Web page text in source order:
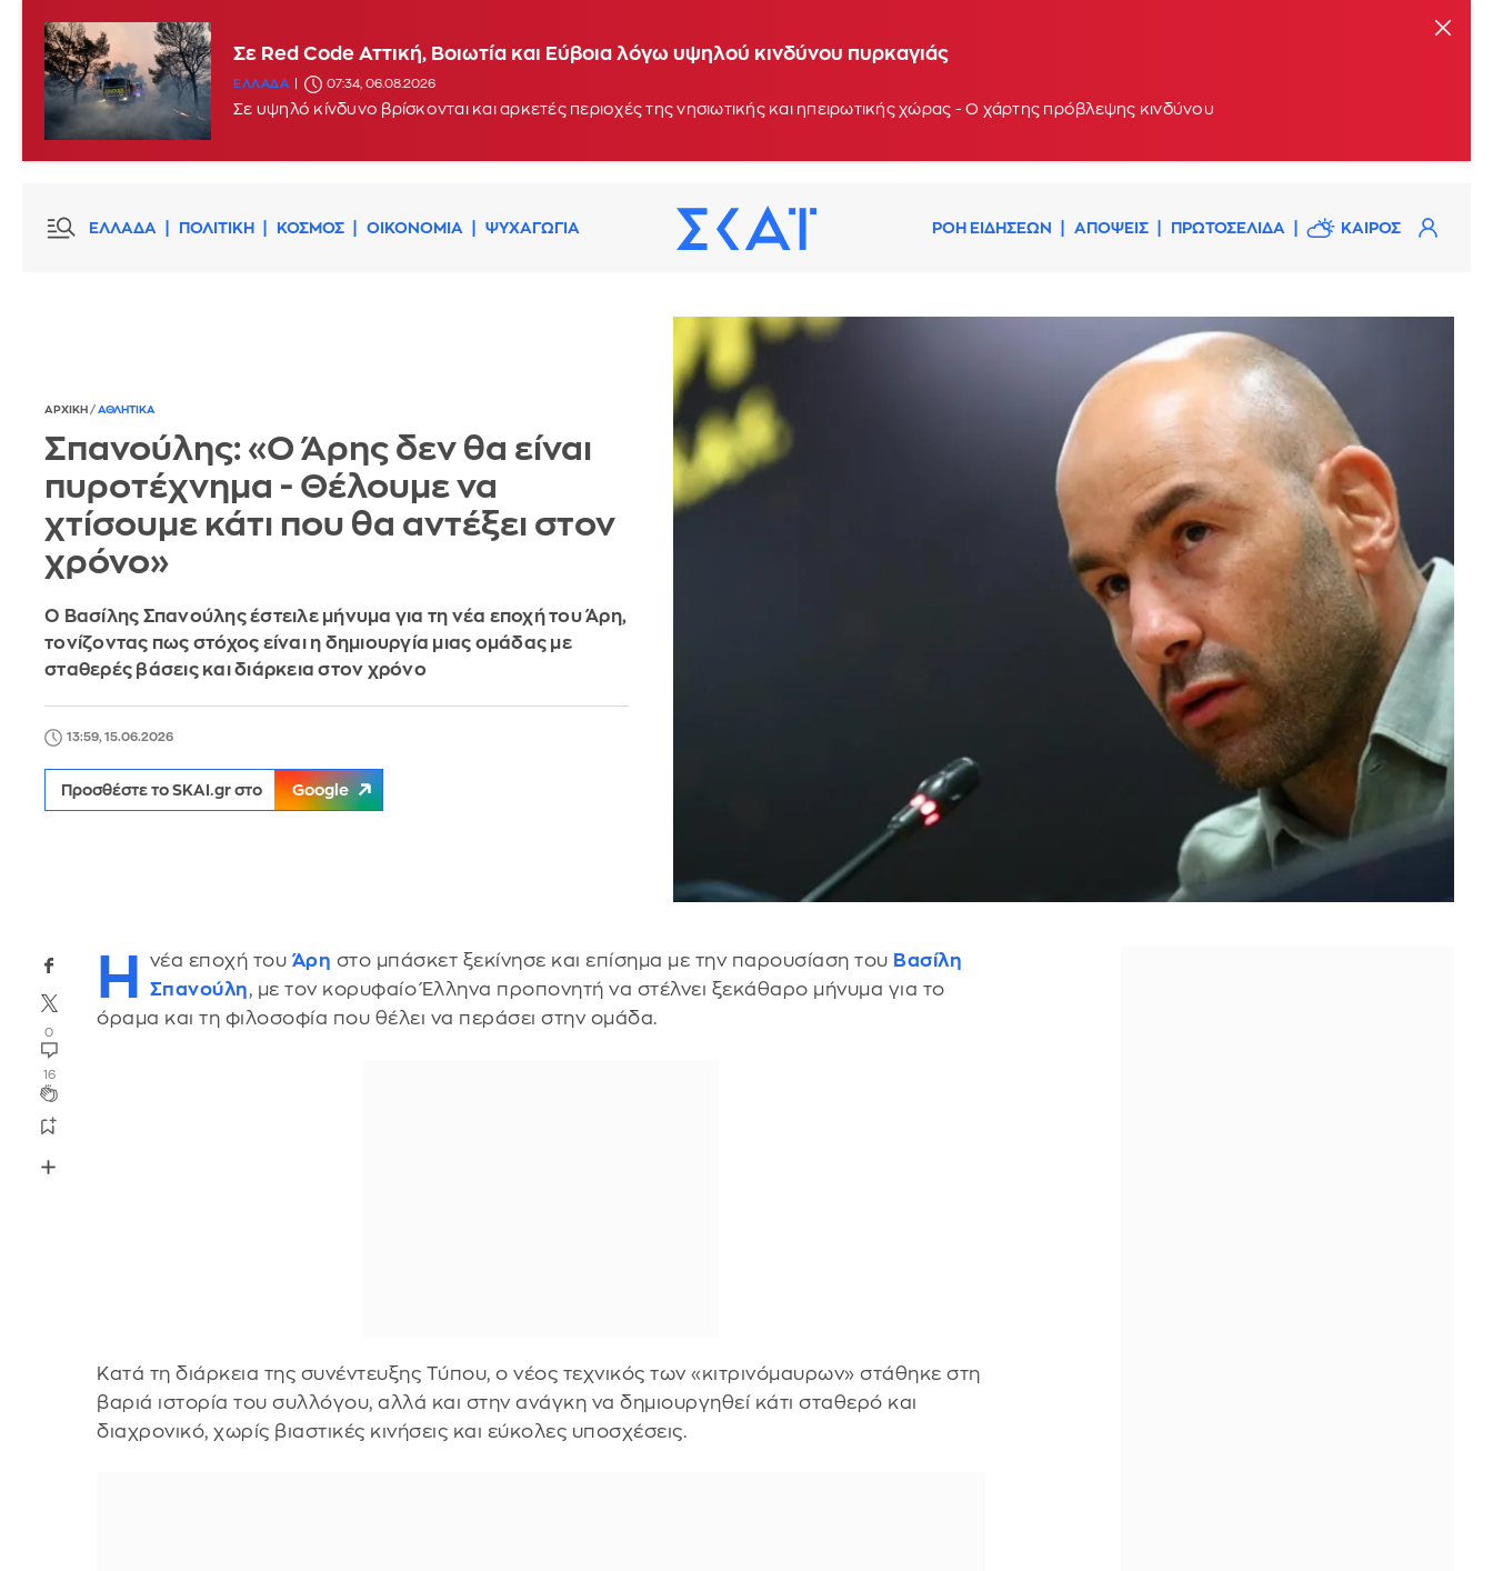
Σε Red Code Αττική, Βοιωτία και Εύβοια λόγω υψηλού κινδύνου πυρκαγιάς
ΕΛΛΑΔΑ 07:34, 06.08.2026
Σε υψηλό κίνδυνο βρίσκονται και αρκετές περιοχές της νησιωτικής και ηπειρωτικής χώρας - Ο χάρτης πρόβλεψης κινδύνου
ΕΛΛΑΔΑ ΠΟΛΙΤΙΚΗ ΚΟΣΜΟΣ ΟΙΚΟΝΟΜΙΑ ΨΥΧΑΓΩΓΙΑ ΡΟΗ ΕΙΔΗΣΕΩΝ ΑΠΟΨΕΙΣ ΠΡΩΤΟΣΕΛΙΔΑ ΚΑΙΡΟΣ
ΑΡΧΙΚΗ / ΑΘΛΗΤΙΚΑ
Σπανούλης: «Ο Άρης δεν θα είναι
πυροτέχνημα - Θέλουμε να
χτίσουμε κάτι που θα αντέξει στον
χρόνο»
Ο Βασίλης Σπανούλης έστειλε μήνυμα για τη νέα εποχή του Άρη,
τονίζοντας πως στόχος είναι η δημιουργία μιας ομάδας με
σταθερές βάσεις και διάρκεια στον χρόνο
13:59, 15.06.2026
Προσθέστε το SKAI.gr στο Google
0
16
Η νέα εποχή του Άρη στο μπάσκετ ξεκίνησε και επίσημα με την παρουσίαση του Βασίλη
Σπανούλη, με τον κορυφαίο Έλληνα προπονητή να στέλνει ξεκάθαρο μήνυμα για το
όραμα και τη φιλοσοφία που θέλει να περάσει στην ομάδα.
Κατά τη διάρκεια της συνέντευξης Τύπου, ο νέος τεχνικός των «κιτρινόμαυρων» στάθηκε στη
βαριά ιστορία του συλλόγου, αλλά και στην ανάγκη να δημιουργηθεί κάτι σταθερό και
διαχρονικό, χωρίς βιαστικές κινήσεις και εύκολες υποσχέσεις.